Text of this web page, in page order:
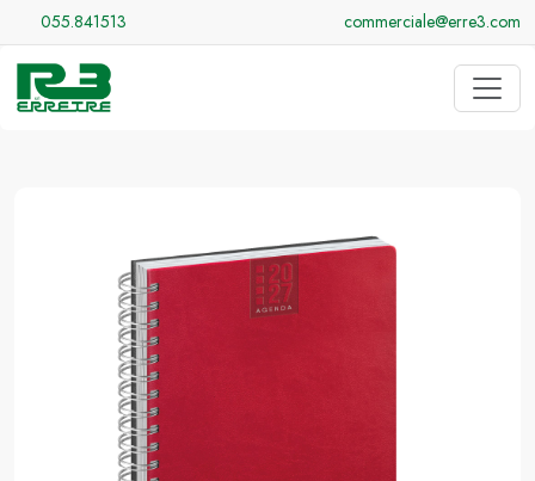
055.841513 commerciale@erre3.com